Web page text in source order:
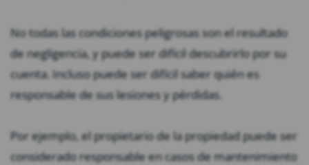
No todas las condiciones peligrosas son el resultado
de negligencia, y puede ser difícil descubrirlo por su
cuenta. Incluso puede ser difícil saber quién es
responsable de sus lesiones y pérdidas.
Por ejemplo, el propietario de la propiedad puede ser
considerado responsable en casos de mantenimiento